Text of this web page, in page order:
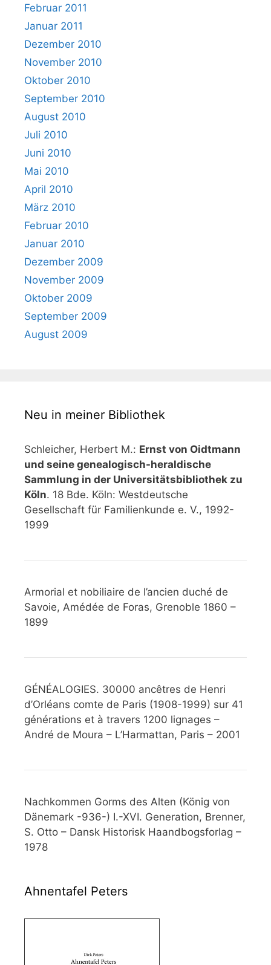
Februar 2011
Januar 2011
Dezember 2010
November 2010
Oktober 2010
September 2010
August 2010
Juli 2010
Juni 2010
Mai 2010
April 2010
März 2010
Februar 2010
Januar 2010
Dezember 2009
November 2009
Oktober 2009
September 2009
August 2009
Neu in meiner Bibliothek
Schleicher, Herbert M.: Ernst von Oidtmann
und seine genealogisch-heraldische
Sammlung in der Universitätsbibliothek zu
Köln. 18 Bde. Köln: Westdeutsche
Gesellschaft für Familienkunde e. V., 1992-
1999
Armorial et nobiliaire de l’ancien duché de
Savoie, Amédée de Foras, Grenoble 1860 –
1899
GÉNÉALOGIES. 30000 ancêtres de Henri
d’Orléans comte de Paris (1908-1999) sur 41
générations et à travers 1200 lignages –
André de Moura – L’Harmattan, Paris – 2001
Nachkommen Gorms des Alten (König von
Dänemark -936-) I.-XVI. Generation, Brenner,
S. Otto – Dansk Historisk Haandbogsforlag –
1978
Ahnentafel Peters